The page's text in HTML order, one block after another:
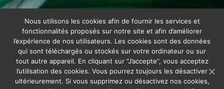
© 2020 – Centre Eozen
Nous utilisons les cookies afin de fournir les services et
fonctionnalités proposés sur notre site et afin d’améliorer
l’expérience de nos utilisateurs. Les cookies sont des données
qui sont téléchargés ou stockés sur votre ordinateur ou sur
tout autre appareil. En cliquant sur ”J’accepte”, vous acceptez
l’utilisation des cookies. Vous pourrez toujours les désactiver
ultérieurement. Si vous supprimez ou désactivez nos cookies,